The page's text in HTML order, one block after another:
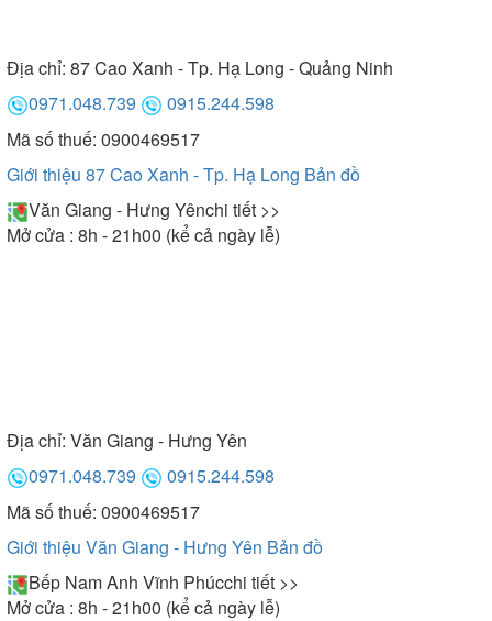
Địa chỉ: 87 Cao Xanh - Tp. Hạ Long - Quảng Ninh
0971.048.739
0915.244.598
Mã số thuế: 0900469517
Giới thiệu 87 Cao Xanh - Tp. Hạ Long Bản đồ
Văn Giang - Hưng Yênchi tiết >>
Mở cửa : 8h - 21h00 (kể cả ngày lễ)
Địa chỉ: Văn Giang - Hưng Yên
0971.048.739
0915.244.598
Mã số thuế: 0900469517
Giới thiệu Văn Giang - Hưng Yên Bản đồ
Bếp Nam Anh Vĩnh Phúcchi tiết >>
Mở cửa : 8h - 21h00 (kể cả ngày lễ)